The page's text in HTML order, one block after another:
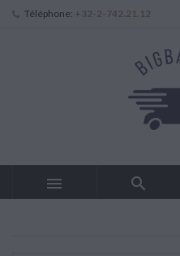
Téléphone: +32-2-742.21.12
 